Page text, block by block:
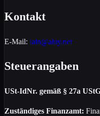
Kontakt
E-Mail: lain@aluy.net
Steuerangaben
USt-IdNr. gemäß § 27a
Zuständiges Finanzamt: